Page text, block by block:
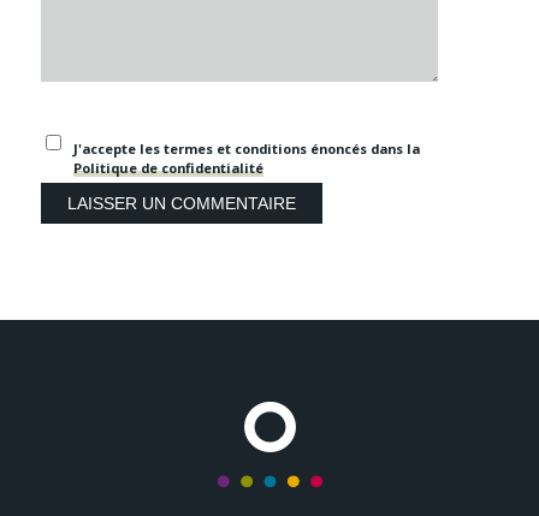
J'accepte les termes et conditions énoncés dans la
Politique de confidentialité